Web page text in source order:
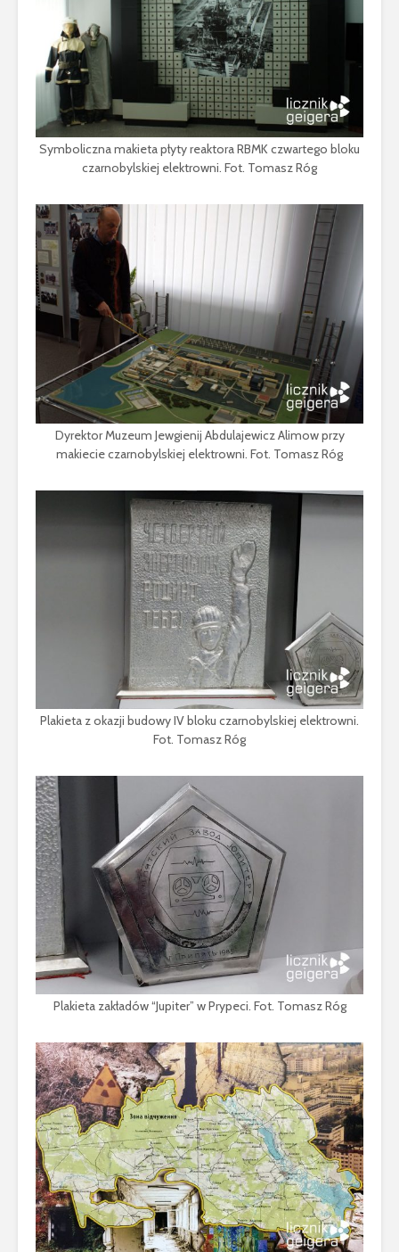
Symboliczna makieta płyty reaktora RBMK czwartego bloku
czarnobylskiej elektrowni. Fot. Tomasz Róg
Dyrektor Muzeum Jewgienij Abdulajewicz Alimow przy
makiecie czarnobylskiej elektrowni. Fot. Tomasz Róg
Plakieta z okazji budowy IV bloku czarnobylskiej elektrowni.
Fot. Tomasz Róg
Plakieta zakładów “Jupiter” w Prypeci. Fot. Tomasz Róg